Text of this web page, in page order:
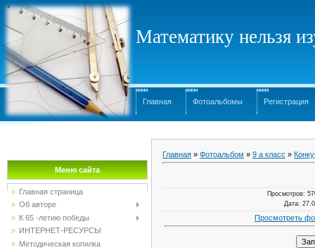
Математику нельзя
Главная Фотоальбомы Регистрация
Меню сайта
Главная страница
Об авторе
К 65 -летию победы
ИНТЕРНЕТ-РЕСУРСЫ
Методическая копилка
Главная » Фотоальбом » 9 а класс »
Просмотров:
Дата:
Просмотреть